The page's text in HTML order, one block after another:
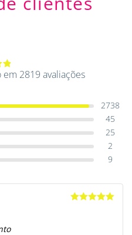
em 2819 avaliações
2738
45
25
2
9